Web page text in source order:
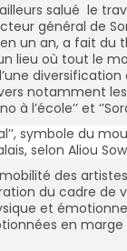
salué le
général de
un an, a fait du
lieu où tout le
notamment les
à l’école’’ et
des
du cadre de
et
en